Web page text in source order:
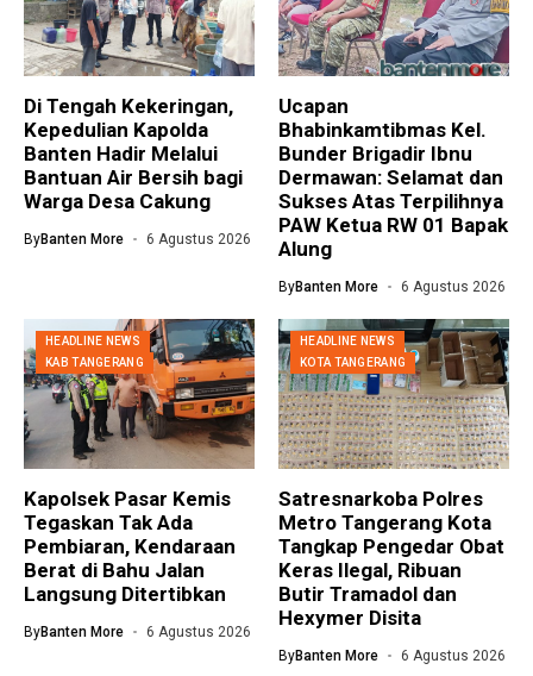
Di Tengah Kekeringan,
Kepedulian Kapolda
Banten Hadir Melalui
Bantuan Air Bersih bagi
Warga Desa Cakung
ByBanten More 6 Agustus 2026
Ucapan
Bhabinkamtibmas Kel.
Bunder Brigadir Ibnu
Dermawan: Selamat dan
Sukses Atas Terpilihnya
PAW Ketua RW 01 Bapak
Alung
ByBanten More 6 Agustus 2026
HEADLINE NEWS
KAB TANGERANG
Kapolsek Pasar Kemis
Tegaskan Tak Ada
Pembiaran, Kendaraan
Berat di Bahu Jalan
Langsung Ditertibkan
ByBanten More 6 Agustus 2026
HEADLINE NEWS
KOTA TANGERANG
Satresnarkoba Polres
Metro Tangerang Kota
Tangkap Pengedar Obat
Keras Ilegal, Ribuan
Butir Tramadol dan
Hexymer Disita
ByBanten More 6 Agustus 2026